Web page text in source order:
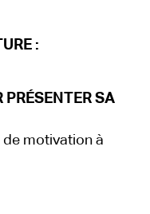
:
PRÉSENTER SA
de motivation à